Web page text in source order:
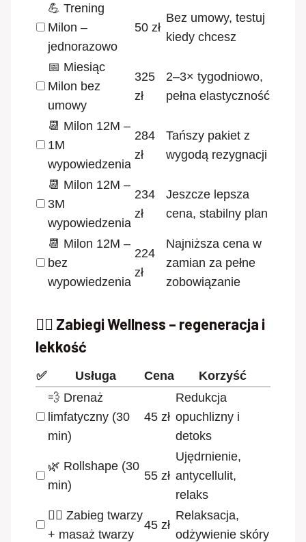
💪 Trening
Milon –
jednorazowo
50 zł
Bez umowy, testuj
kiedy chcesz
📅 Miesiąc
Milon bez
umowy
325
zł
2–3× tygodniowo,
pełna elastyczność
📆 Milon 12M –
1M
wypowiedzenia
284
zł
Tańszy pakiet z
wygodą rezygnacji
📆 Milon 12M –
3M
wypowiedzenia
234
zł
Jeszcze lepsza
cena, stabilny plan
📆 Milon 12M –
bez
wypowiedzenia
224
zł
Najniższa cena w
zamian za pełne
zobowiązanie
🧘‍♀️ Zabiegi Wellness – regeneracja i
lekkość
✅ Usługa Cena
Korzyść
💨 Drenaż
limfatyczny (30
min)
45 zł
Redukcja
opuchlizny i
detoks
🌿 Rollshape (30
min)
55 zł
Ujędrnienie,
antycellulit,
relaks
💆‍♀️ Zabieg twarzy
+ masaż twarzy
45 zł
Relaksacja,
odżywienie skóry